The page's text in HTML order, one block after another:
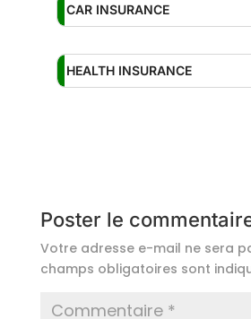
CAR INSURANCE
HEALTH INSURANCE
Poster le
Votre adresse e-mail ne sera
champs obligatoires sont